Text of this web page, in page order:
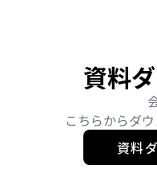
資料
こちらからダ
資料